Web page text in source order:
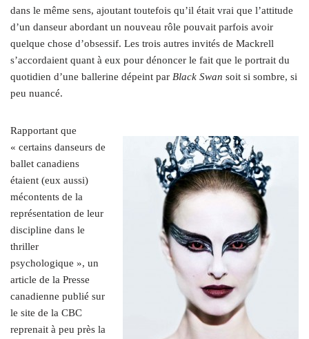
dans le même sens, ajoutant toutefois qu’il était vrai que l’attitude
d’un danseur abordant un nouveau rôle pouvait parfois avoir
quelque chose d’obsessif. Les trois autres invités de Mackrell
s’accordaient quant à eux pour dénoncer le fait que le portrait du
quotidien d’une ballerine dépeint par Black Swan soit si sombre, si
peu nuancé.
Rapportant que
« certains danseurs de
ballet canadiens
étaient (eux aussi)
mécontents de la
représentation de leur
discipline dans le
thriller
psychologique », un
article de la Presse
canadienne publié sur
le site de la CBC
reprenait à peu près la